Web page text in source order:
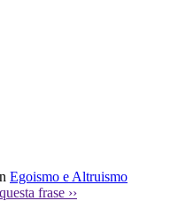
Egoismo e Altruismo
frase ››